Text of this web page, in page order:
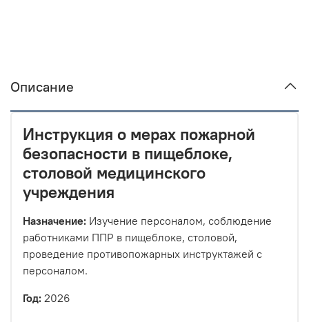
Описание
Инструкция о мерах пожарной
безопасности в пищеблоке,
столовой медицинского
учреждения
Назначение: Изучение персоналом, соблюдение
работниками ППР в пищеблоке, столовой,
проведение противопожарных инструктажей с
персоналом.
Год: 2026